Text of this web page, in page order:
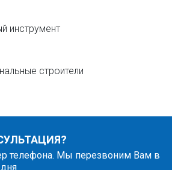
инструмент
строители
телефона. Мы перезвоним Вам в